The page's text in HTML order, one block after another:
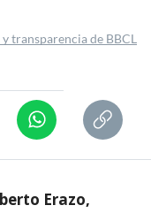
y transparencia de BBCL
Erazo,